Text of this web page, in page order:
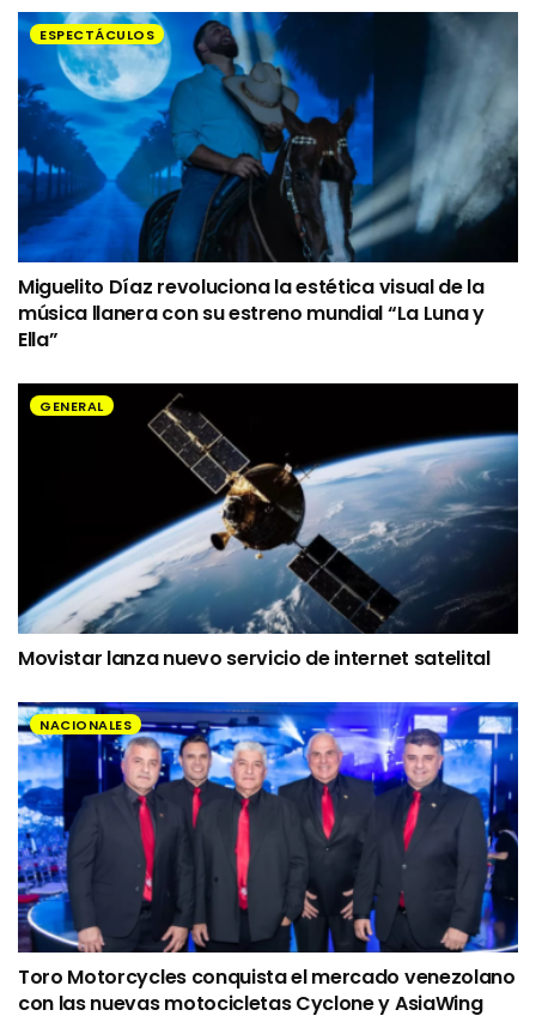
ESPECTÁCULOS
Miguelito Díaz revoluciona la estética visual de la
música llanera con su estreno mundial “La Luna y
Ella”
GENERAL
Movistar lanza nuevo servicio de internet satelital
NACIONALES
Toro Motorcycles conquista el mercado venezolano
con las nuevas motocicletas Cyclone y AsiaWing